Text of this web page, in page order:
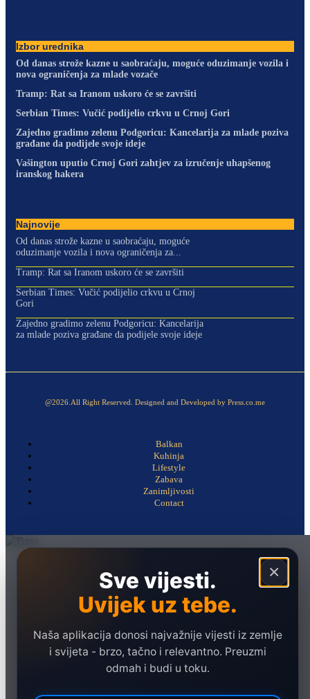
Izbor urednika
Od danas strože kazne u saobraćaju, moguće oduzimanje vozila i
nova ograničenja za mlade vozače
Tramp: Rat sa Iranom uskoro će se završiti
Serbian Times: Vučić podijelio crkvu u Crnoj Gori
Zajedno gradimo zelenu Podgoricu: Kancelarija za mlade poziva
građane da podijele svoje ideje
Vašington uputio Crnoj Gori zahtjev za izručenje uhapšenog
iranskog hakera
Najnovije
Od danas strože kazne u saobraćaju, moguće
oduzimanje vozila i nova ograničenja za...
Tramp: Rat sa Iranom uskoro će se završiti
Serbian Times: Vučić podijelio crkvu u Crnoj
Gori
Zajedno gradimo zelenu Podgoricu: Kancelarija
za mlade poziva građane da podijele svoje ideje
@2026.All Right Reserved. Designed and Developed by Press.co.me
Balkan
Kuhinja
Lifestyle
Zabava
Zanimljivosti
Contact
×
Sve vijesti.
Uvijek uz tebe.
Naša aplikacija donosi najvažnije vijesti iz zemlje
i svijeta - brzo, tačno i relevantno. Preuzmi
odmah i budi u toku.
Ekonomija